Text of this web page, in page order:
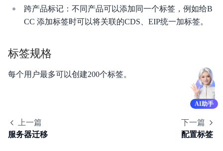
跨产品标记：不同产品可以添加同一个标签，例如给B
CC 添加标签时可以将关联的CDS、EIP统一加标签。
标签规格
每个用户最多可以创建200个标签。
上一篇
服务器迁移
下一篇
配置标签
AI助手